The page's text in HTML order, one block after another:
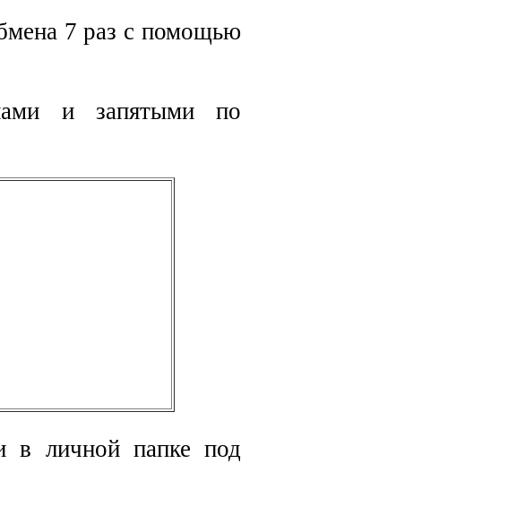
7 раз с помощью
и запятыми по
в личной папке под